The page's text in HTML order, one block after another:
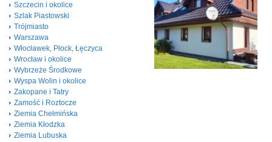
Szczecin i okolice
Szlak Piastowski
Trójmiasto
Warszawa
Włocławek, Płock, Łęczyca
Wrocław i okolice
Wybrzeże Środkowe
Wyspa Wolin i okolice
Zakopane i Tatry
Zamość i Roztocze
Ziemia Chełmińska
Ziemia Kłodzka
Ziemia Lubuska